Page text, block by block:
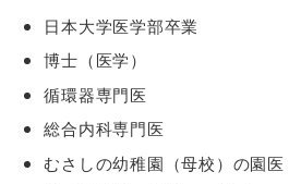
日本大学医学部卒業
博士（医学）
循環器専門医
総合内科専門医
むさしの幼稚園（母校）の園医